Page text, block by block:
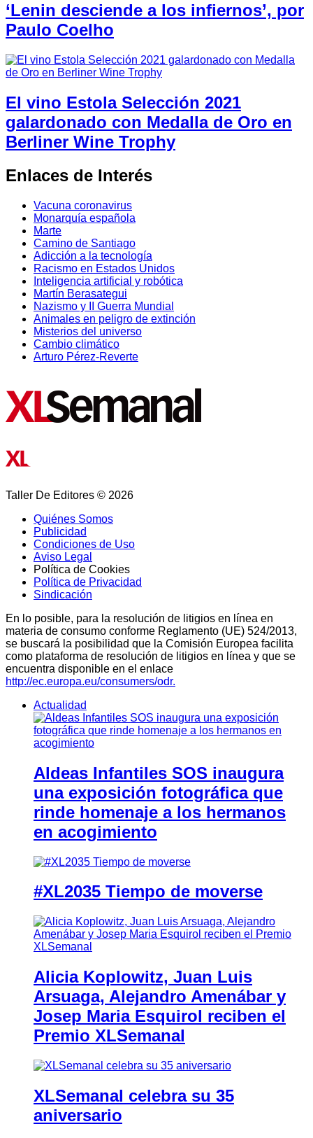
‘Lenin desciende a los infiernos’, por
Paulo Coelho
El vino Estola Selección 2021
galardonado con Medalla de Oro en
Berliner Wine Trophy
Enlaces de Interés
Vacuna coronavirus
Monarquía española
Marte
Camino de Santiago
Adicción a la tecnología
Racismo en Estados Unidos
Inteligencia artificial y robótica
Martín Berasategui
Nazismo y II Guerra Mundial
Animales en peligro de extinción
Misterios del universo
Cambio climático
Arturo Pérez-Reverte
Taller De Editores © 2026
Quiénes Somos
Publicidad
Condiciones de Uso
Aviso Legal
Política de Cookies
Política de Privacidad
Sindicación
En lo posible, para la resolución de litigios en línea en
materia de consumo conforme Reglamento (UE) 524/2013,
se buscará la posibilidad que la Comisión Europea facilita
como plataforma de resolución de litigios en línea y que se
encuentra disponible en el enlace
http://ec.europa.eu/consumers/odr.
Actualidad
Aldeas Infantiles SOS inaugura
una exposición fotográfica que
rinde homenaje a los hermanos
en acogimiento
#XL2035 Tiempo de moverse
Alicia Koplowitz, Juan Luis
Arsuaga, Alejandro Amenábar y
Josep Maria Esquirol reciben el
Premio XLSemanal
XLSemanal celebra su 35
aniversario